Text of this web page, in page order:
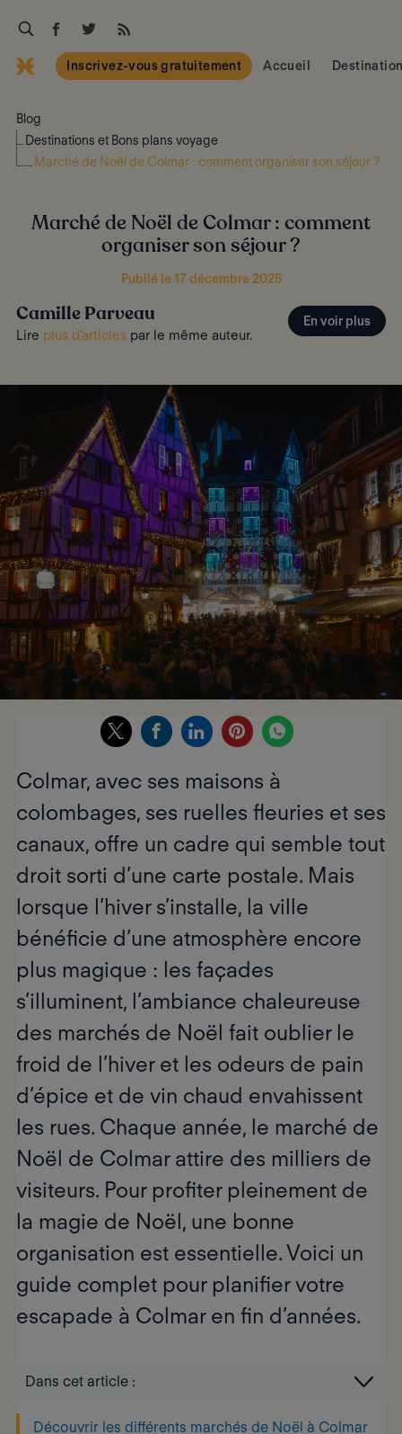
Accueil
Inscrivez-vous gratuitement
Blog
Destinations et Bons plans voyage
Marché de Noël de Colmar : comment organiser son séjour ?
Marché de Noël de Colmar : comment
organiser son séjour ?
Publié le 17 décembre 2025
Camille Parveau
Lire plus d'articlespar le même auteur.
En voir plus
Colmar, avec ses maisons à
colombages, ses ruelles fleuries et ses
canaux, offre un cadre qui semble tout
droit sorti d’une carte postale. Mais
lorsque l’hiver s’installe, la ville
bénéficie d’une atmosphère encore
plus magique : les façades
s’illuminent, l’ambiance chaleureuse
des marchés de Noël fait oublier le
froid de l’hiver et les odeurs de pain
d’épice et de vin chaud envahissent
les rues. Chaque année, le marché de
Noël de Colmar attire des milliers de
visiteurs. Pour profiter pleinement de
la magie de Noël, une bonne
organisation est essentielle. Voici un
guide complet pour planifier votre
escapade à Colmar en fin d’années.
Dans cet article :
Découvrir les différents marchés de Noël à Colmar